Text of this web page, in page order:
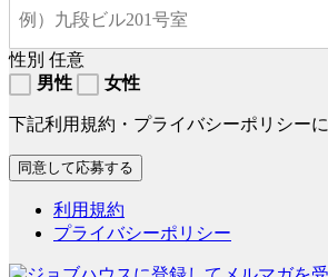
性別 任意
男性
女性
下記利用規約・プライバシーポリシーに
利用規約
プライバシーポリシー